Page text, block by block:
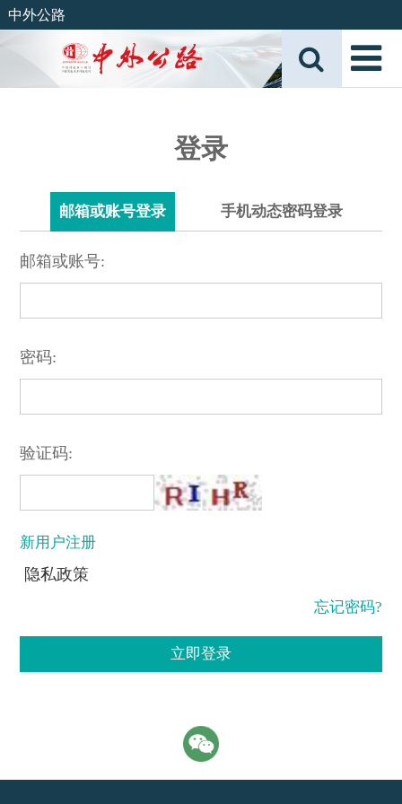
中外公路
登录
邮箱或账号登录 手机动态密码登录
邮箱或账号:
密码:
验证码:
新用户注册
隐私政策
忘记密码?
立即登录